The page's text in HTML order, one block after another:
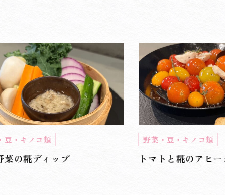
豆・キノコ類
菜の糀ディップ
野菜・豆・キノコ類
トマトと糀のアヒ